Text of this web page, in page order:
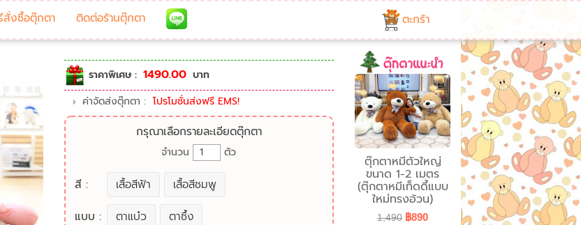
สั่งซื้อตุ๊กตา ติดต่อร้านตุ๊กตา ตะกร้า
ราคาพิเศษ : 1490.00 บาท
ค่าจัดส่งตุ๊กตา : โปรโมชั่นส่งฟรี EMS!
กรุณาเลือกรายละเอียดตุ๊กตา
จำนวน ตัว
สี : เสื้อสีฟ้า
เสื้อสีชมพู
แบบ :
ตาแบ๋ว ตาซึ้ง
ตุ๊กตาหมีตัวใหญ่
ขนาด 1-2 เมตร
(ตุ๊กตาหมีเท็ดดี้แบบ
ใหม่ทรงอ้วน)
1,490 ฿890